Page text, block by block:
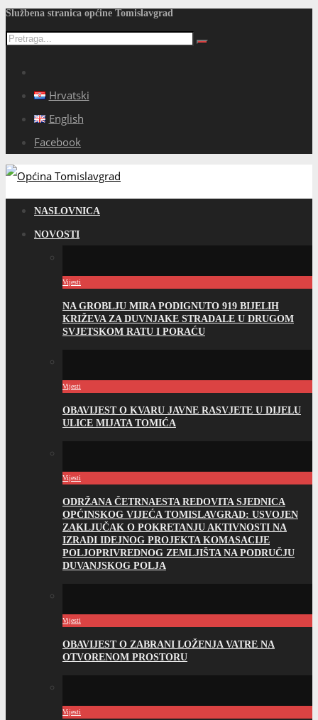
Službena stranica općine Tomislavgrad
Hrvatski
English
Facebook
NASLOVNICA
NOVOSTI
Vijesti
NA GROBLJU MIRA PODIGNUTO 919 BIJELIH
KRIŽEVA ZA DUVNJAKE STRADALE U DRUGOM
SVJETSKOM RATU I PORAĆU
Vijesti
OBAVIJEST O KVARU JAVNE RASVJETE U DIJELU
ULICE MIJATA TOMIĆA
Vijesti
ODRŽANA ČETRNAESTA REDOVITA SJEDNICA
OPĆINSKOG VIJEĆA TOMISLAVGRAD: USVOJEN
ZAKLJUČAK O POKRETANJU AKTIVNOSTI NA
IZRADI IDEJNOG PROJEKTA KOMASACIJE
POLJOPRIVREDNOG ZEMLJIŠTA NA PODRUČJU
DUVANJSKOG POLJA
Vijesti
OBAVIJEST O ZABRANI LOŽENJA VATRE NA
OTVORENOM PROSTORU
Vijesti